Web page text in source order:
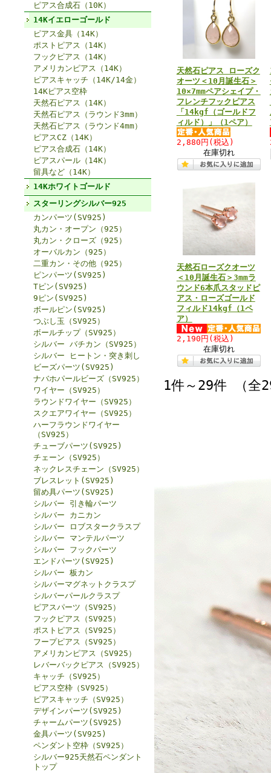
ピアス合成石（10K）
14Kイエローゴールド
ピアス金具（14K）
ポストピアス（14K）
フックピアス（14K）
アメリカンピアス（14K）
ピアスキャッチ（14K/14金）
14Kピアス空枠
天然石ピアス（14K）
天然石ピアス（ラウンド3mm）
天然石ピアス（ラウンド4mm）
ピアスCZ（14K）
ピアス合成石（14K）
ピアスパール（14K）
留具など（14K）
14Kホワイトゴールド
スターリングシルバー925
カンパーツ(SV925)
丸カン・オープン（925）
丸カン・クローズ（925）
オーバルカン（925）
二重カン・その他（925）
ピンパーツ(SV925)
Tピン(SV925)
9ピン(SV925)
ボールピン(SV925)
つぶし玉（SV925）
ボールチップ（SV925）
シルバー バチカン（SV925）
シルバー ヒートン・突き刺し
ビーズパーツ(SV925)
ナバホパールビーズ（SV925）
ワイヤー（SV925）
ラウンドワイヤー（SV925）
スクエアワイヤー（SV925）
ハーフラウンドワイヤー
（SV925）
チューブパーツ(SV925)
チェーン（SV925）
ネックレスチェーン（SV925）
ブレスレット(SV925)
留め具パーツ(SV925)
シルバー 引き輪パーツ
シルバー カニカン
シルバー ロブスタークラスプ
シルバー マンテルパーツ
シルバー フックパーツ
エンドパーツ(SV925)
シルバー 板カン
シルバーマグネットクラスプ
シルバーパールクラスプ
ピアスパーツ（SV925）
フックピアス（SV925）
ポストピアス（SV925）
フープピアス（SV925）
アメリカンピアス（SV925）
レバーバックピアス（SV925）
キャッチ（SV925）
ピアス空枠（SV925）
ピアスキャッチ（SV925）
デザインパーツ(SV925)
チャームパーツ(SV925)
金具パーツ(SV925)
ペンダント空枠（SV925）
シルバー925天然石ペンダント
トップ
天然石ピアス ローズク
オーツ＜10月誕生石＞
10×7mmペアシェイプ・
フレンチフックピアス
「14kgf（ゴールドフ
ィルド）」（1ペア）
2,880円 (税込)
在庫切れ
天然石ローズクオーツ
＜10月誕生石＞3mmラ
ウンド6本爪スタッドピ
アス・ローズゴールド
フィルド14kgf（1ペ
ア）
2,190円 (税込)
在庫切れ
1件～29件 （全